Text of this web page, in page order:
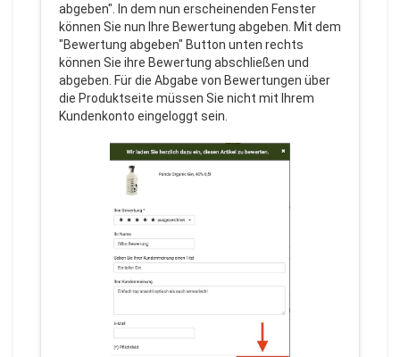
abgeben". In dem nun erscheinenden Fenster
können Sie nun Ihre Bewertung abgeben. Mit dem
"Bewertung abgeben" Button unten rechts
können Sie ihre Bewertung abschließen und
abgeben. Für die Abgabe von Bewertungen über
die Produktseite müssen Sie nicht mit Ihrem
Kundenkonto eingeloggt sein.